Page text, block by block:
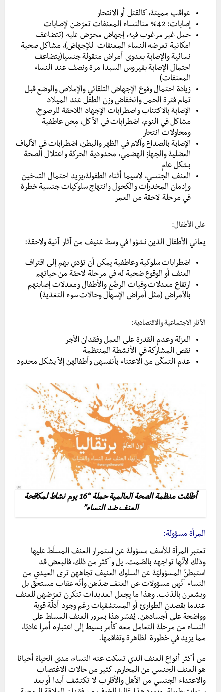
عواقب مميتة، كالقتل أو الانتحار
إصابات: 42% منالنساء المعنفات تعرّضن لإصابات
حمل غير مرغوب فيه، إجهاض محرّض عليه (تتضاعف
امكانية تعرضه النساء المعنفات للإجهاض)، مشاكل صحية
نسائية والإصابة بعدوى أمراض منقولة جنسيا(يتضاعف
احتمال الإصابة بفيروس السيدا مرة ونصف عند النساء
المعنفات)
زيادة احتمال وقوع الإجهاض التلقائي والإملاص والوضع قبل
تمام فترة الحمل وانخفاض وزن الطفل عند الميلاد
الإصابة بالاكتئاب واضطرابات الإجهاد اللاحقة للرضوخ،
مشاكل في النوم، اضطرابات في الأكل، مِحن عاطفية
ومحاولات انتحار
الإصابة بالصداع وآلام في الظهر والبطن، اضطرابات في الألياف
العضلية والجهاز الهضمي، محدودية الحركة واعتلال الصحة
بشكل عام
العنف الجنسي، لاسيما أثناء الطفولة،يزيد احتمال التدخين
وإدمان المخدرات والكحول وانتهاج سلوكيات جنسية خطرة
في مرحلة لاحقة من العمر
على الأطفال:
يعاني الأطفال الذين نشؤوا في وسط عنيف من آثار آنية ولاحقة:
اضطرابات سلوكية وعاطفية يمكن أن تؤدي بهم إلى اقتراف
العنف أو الوقوع ضحية له في مرحلة لاحقة من حياتهم
ارتفاع معدلات وفيات الرضّع والأطفال ومعدلات إصابتهم
بالأمراض (مثل أمراض الإسهال وحالات سوء التغذية)
الآثار الاجتماعية والاقتصادية:
العزلة وعدم القدرة على العمل وفقدان الأجر
نقص المشاركة في الأنشطة المنتظمة
عدم التمكّن من الاعتناء بأنفسهن وأطفالهن إلاّ بشكل محدود
أطلقت منظمة الصحة العالمية حملة “16 يوم نشاط لمكافحة
العنف ضد النساء”
المرأة مسؤولة:
تعتبر المرأة للأسف مسؤولة عن استمرار العنف المسلّط عليها
وذلك لأنّها تواجهه بالصّمت. يل وأكثر من ذلك، فالبعض قد
استبطنّ المسؤوليّة عن السلوك العنيف تجاههن ترى العيدي من
النساء أنّهن مسؤولات عن العنف ضدّهن وأنّه عقاب مستحقّ بل
ويشعرن بالذنب. وهذا ما يجعل العديدات تنكرن تعرّضهن للعنف
عندما يقصدن الطوارئ أو المستشفيات رغم وجود أدلّة قوية
وواضحة على أجسادهن. يُفسّر هذا بمرور العنف المسلط على
النساء من مرحلة التعامل معه كأمر بسيط إلى اعتباره أمرا عاديّا،
مما يزيد في خطورة الظاهرة وتفاقمها.
من أكثر أنواع العنف الذي تسكت عنه النساء، مدى الحياة أحيانا
هو العنف الجنسي من المحارم. كثير من حالات الاغتصاب
والاعتداء الجنسي من الأهل والأقارب لا تكتشف أبدا أو بعد